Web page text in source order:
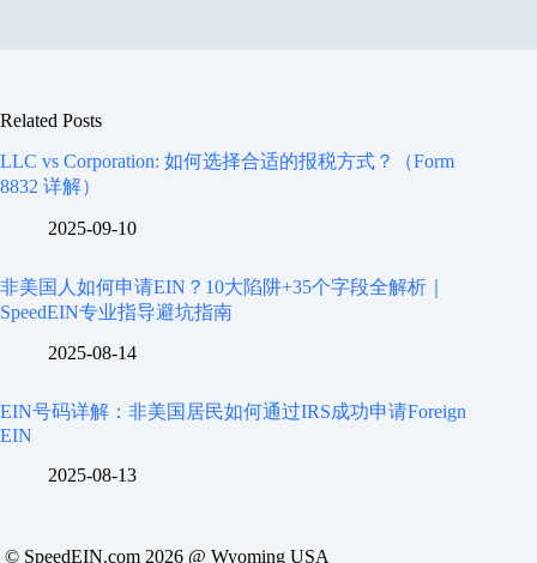
Related Posts
LLC vs Corporation: 如何选择合适的报税方式？（Form
8832 详解）
2025-09-10
非美国人如何申请EIN？10大陷阱+35个字段全解析｜
SpeedEIN专业指导避坑指南
2025-08-14
EIN号码详解：非美国居民如何通过IRS成功申请Foreign
EIN
2025-08-13
© SpeedEIN.com 2026 @ Wyoming USA